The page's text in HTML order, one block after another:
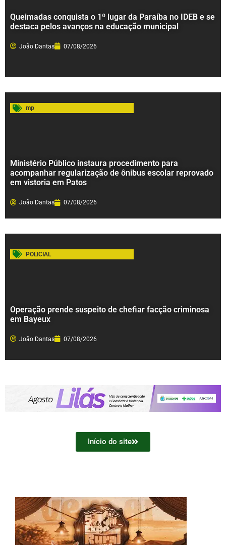
Queimadas conquista o 1º lugar da Paraíba no IDEB e se
destaca pelos avanços na educação municipal
João Dantas 07/08/2026
mp
Ministério Público instaura procedimento para
acompanhar regularização de ônibus escolar reprovado
em vistoria em Patos
João Dantas 07/08/2026
POLICIAL
Operação prende suspeito de chefiar facção criminosa
em Bayeux
João Dantas 07/08/2026
Início do site